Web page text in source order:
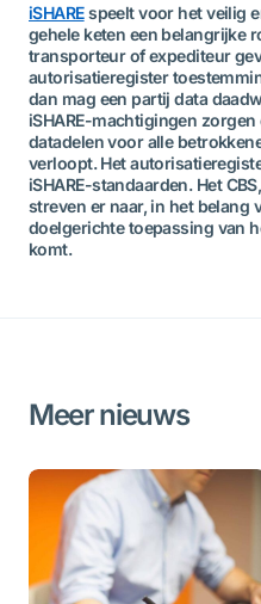
iSHAREspeelt voor het veilig
gehele keten een belangrijke
transporteur of expediteur
autorisatieregister
dan mag een partij data
iSHARE-machtigingen
datadelen voor alle
verloopt. Het
iSHARE-standaarden. Het
streven er naar, in het belang
doelgerichte toepassing van
komt.
Meer nieuws